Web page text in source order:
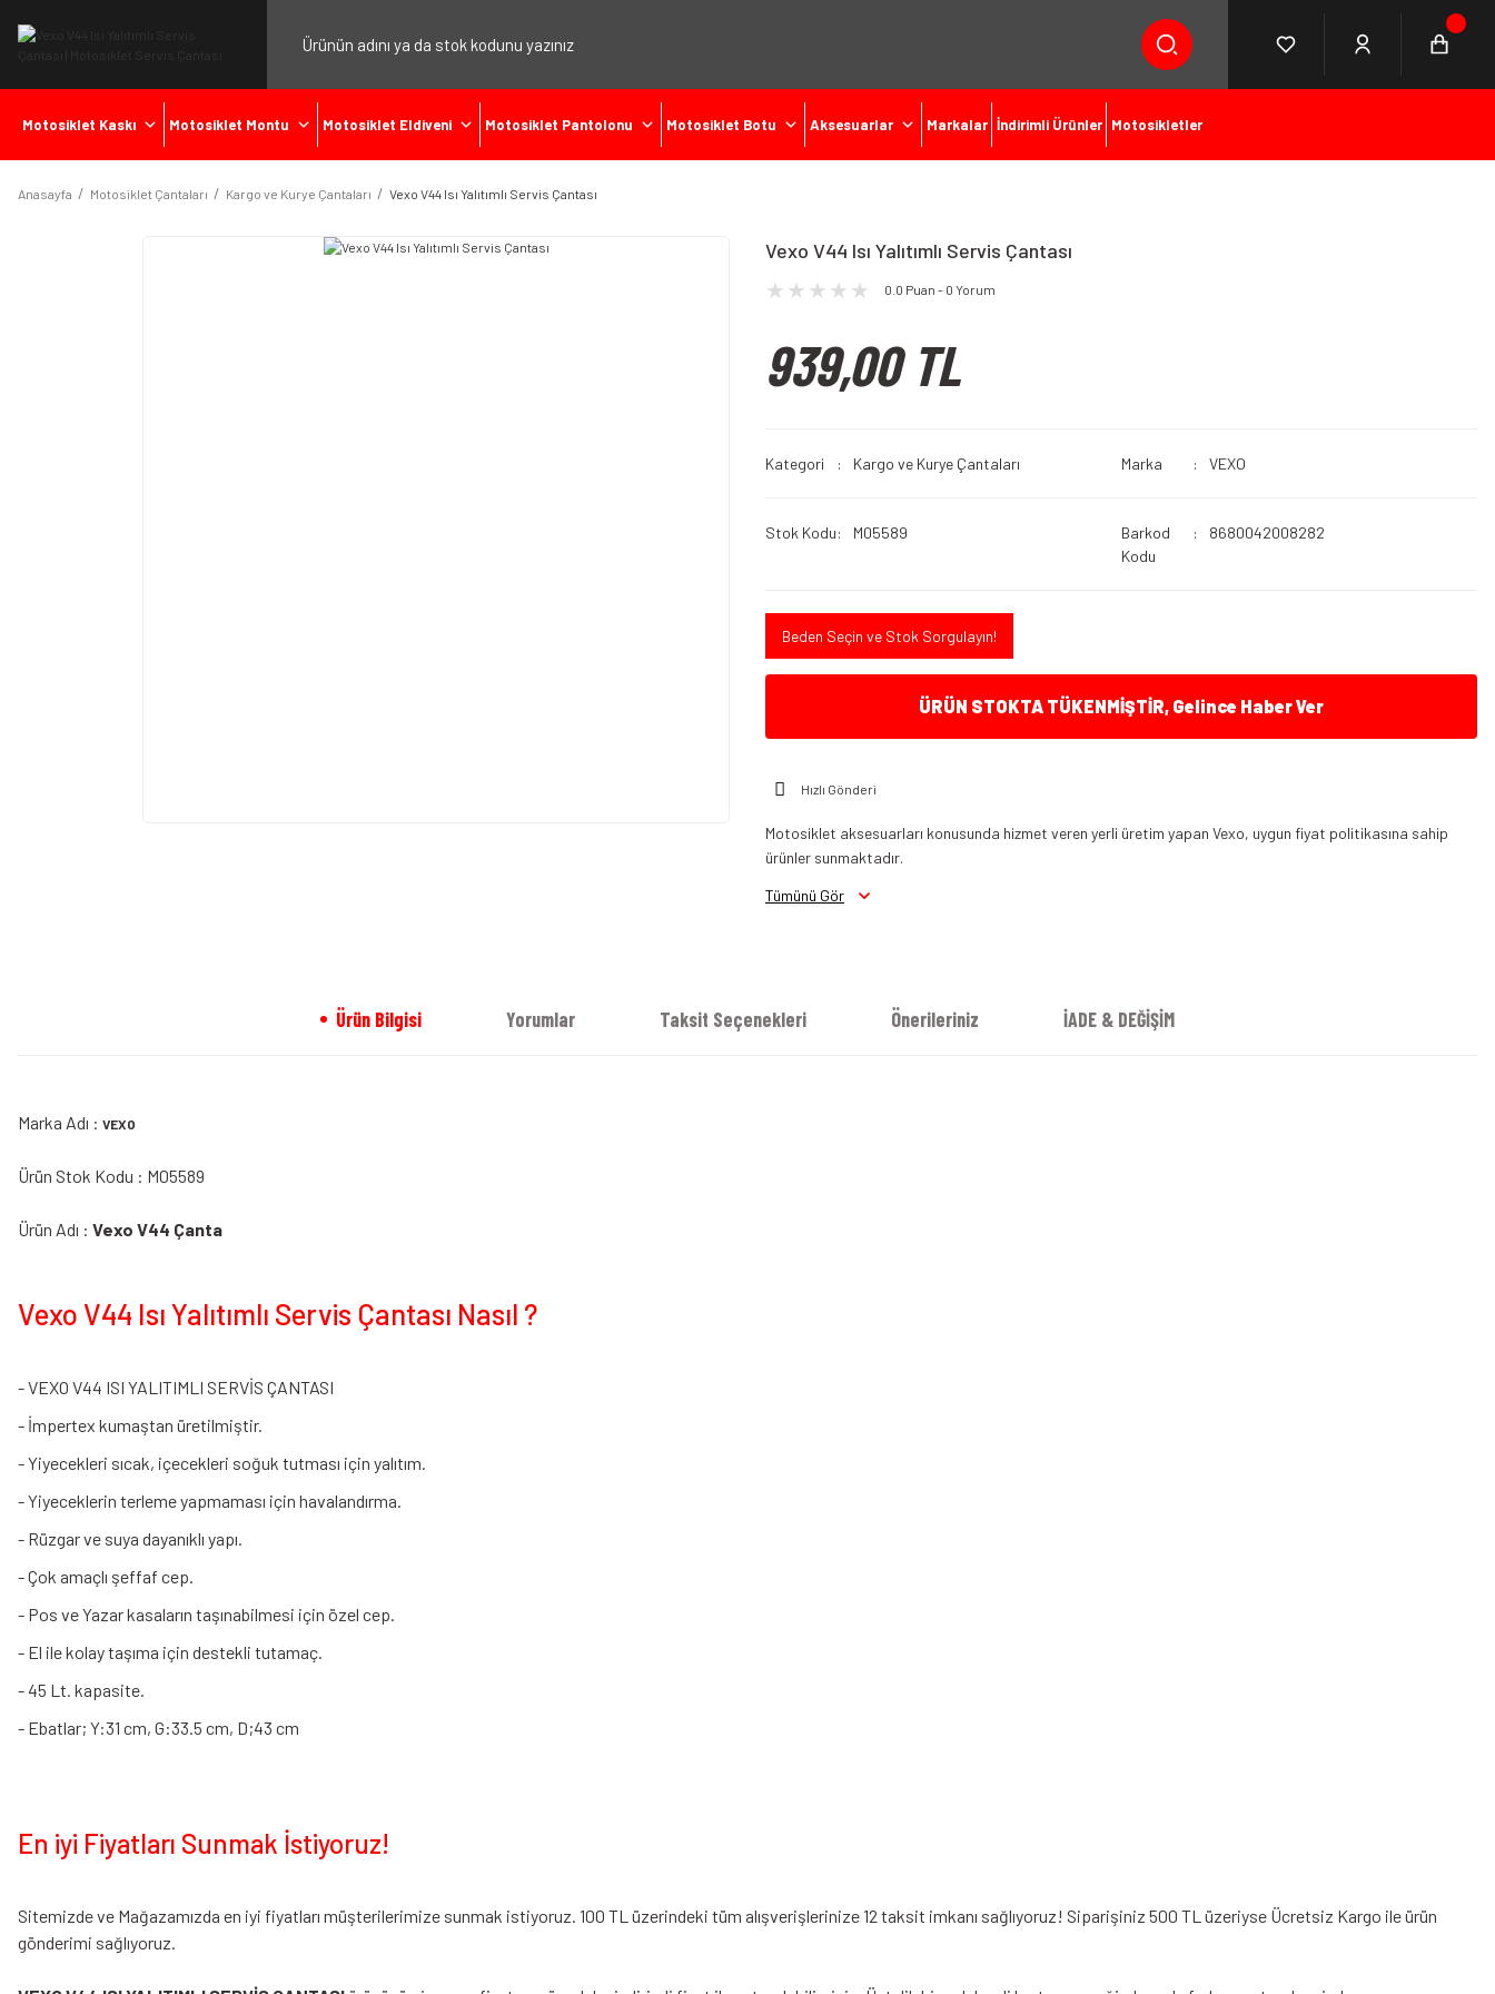
Motosiklet Kaskı Motosiklet Montu Motosiklet Eldiveni Motosiklet Pantolonu Motosiklet Botu Aksesuarlar Markalar İndirimli Ürünler Motosikletler
Anasayfa Motosiklet Çantaları Kargo ve Kurye Çantaları Vexo V44 Isı Yalıtımlı Servis Çantası
Vexo V44 Isı Yalıtımlı Servis Çantası
0.0 Puan - 0 Yorum
939,00 TL
Kategori Kargo ve Kurye Çantaları Marka VEXO
Stok Kodu M05589
Barkod
Kodu
8680042008282
Beden Seçin ve Stok Sorgulayın!
ÜRÜN STOKTA TÜKENMİŞTİR, Gelince Haber Ver
Hızlı Gönderi
Motosiklet aksesuarları konusunda hizmet veren yerli üretim yapan Vexo, uygun fiyat politikasına sahip
ürünler sunmaktadır.
Tümünü Gör
Ürün Bilgisi Yorumlar Taksit Seçenekleri Önerileriniz İADE & DEĞİŞİM
Marka Adı : VEXO
Ürün Stok Kodu : M05589
Ürün Adı : Vexo V44 Çanta
Vexo V44 Isı Yalıtımlı Servis Çantası Nasıl ?
- VEXO V44 ISI YALITIMLI SERVİS ÇANTASI
- İmpertex kumaştan üretilmiştir.
- Yiyecekleri sıcak, içecekleri soğuk tutması için yalıtım.
- Yiyeceklerin terleme yapmaması için havalandırma.
- Rüzgar ve suya dayanıklı yapı.
- Çok amaçlı şeffaf cep.
- Pos ve Yazar kasaların taşınabilmesi için özel cep.
- El ile kolay taşıma için destekli tutamaç.
- 45 Lt. kapasite.
- Ebatlar; Y:31 cm, G:33.5 cm, D;43 cm
En iyi Fiyatları Sunmak İstiyoruz!
Sitemizde ve Mağazamızda en iyi fiyatları müşterilerimize sunmak istiyoruz. 100 TL üzerindeki tüm alışverişlerinize 12 taksit imkanı sağlıyoruz! Siparişiniz 500 TL üzeriyse Ücretsiz Kargo ile ürün
gönderimi sağlıyoruz.